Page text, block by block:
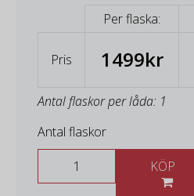
Per flaska:
Pris 1499kr
Antal flaskor per låda: 1
Antal flaskor